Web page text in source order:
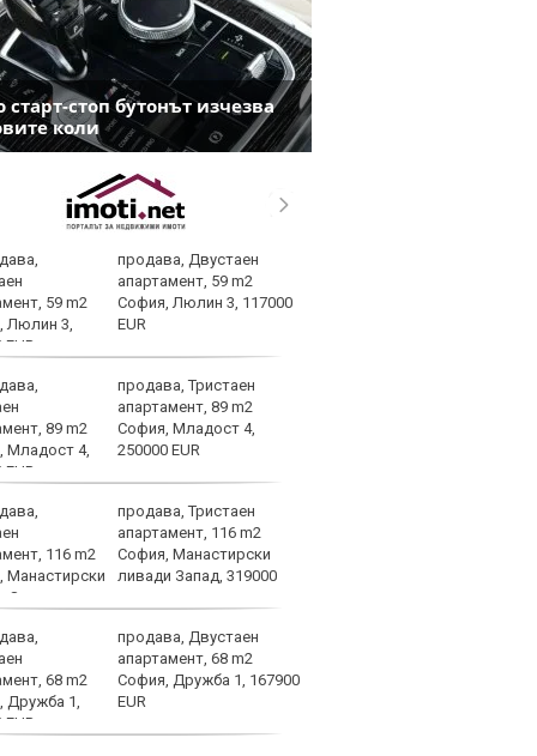
стоп бутонът изчезва
коли
продава, Двустаен
апартамент, 59 m2
София, Люлин 3, 117000
EUR
продава, Тристаен
апартамент, 89 m2
София, Младост 4,
250000 EUR
продава, Тристаен
апартамент, 116 m2
София, Манастирски
ливади Запад, 319000
продава, Двустаен
апартамент, 68 m2
София, Дружба 1, 167900
EUR